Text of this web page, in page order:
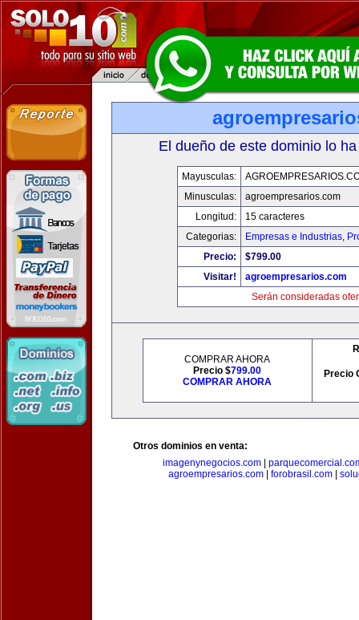
El dueño de este dominio lo
Mayusculas:
Minusculas:
agroempresarios.com
Longitud:
15 caracteres
Categorias:
Empresas e Industrias,
Precio:
$799.00
Visitar!
agroempresarios.com
Serán consideradas
COMPRAR AHORA
Precio $799.00
COMPRAR AHORA
Precio
Otros dominios en venta:
imagenynegocios.com
agroempresarios.com| forobrasil.com|